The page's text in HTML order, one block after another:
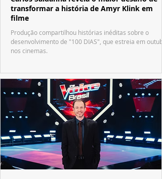
transformar a história de Amyr Klink em
filme
Produção compartilhou histórias inéditas sobre o
desenvolvimento de "100 DIAS", que estreia em
nos cinemas.